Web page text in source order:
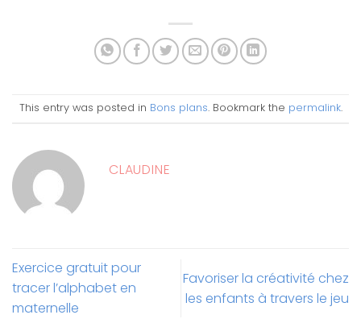
This entry was posted in Bons plans. Bookmark the permalink.
CLAUDINE
Exercice gratuit pour
tracer l’alphabet en
maternelle
Favoriser la créativité chez
les enfants à travers le jeu